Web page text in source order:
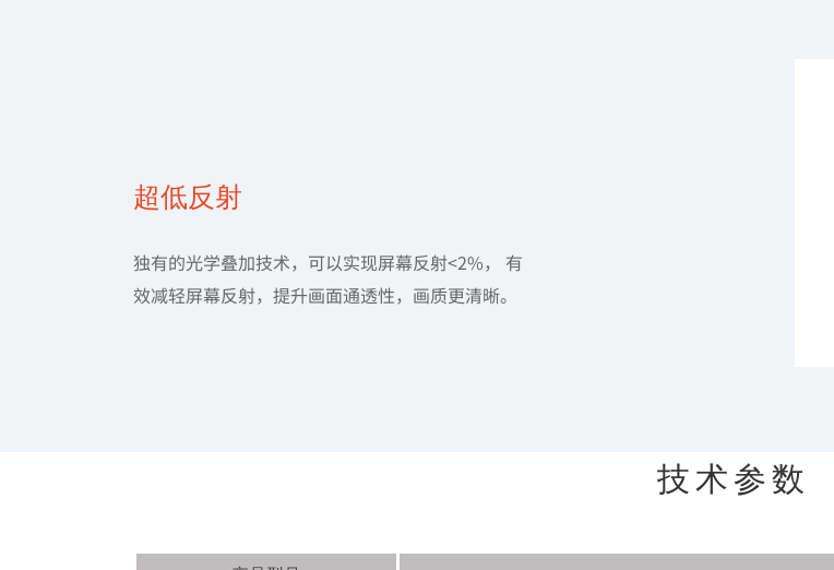
超低反射
独有的光学叠加技术，可以实现屏幕反射<2%， 有
效减轻屏幕反射，提升画面通透性，画质更清晰。
技术参数